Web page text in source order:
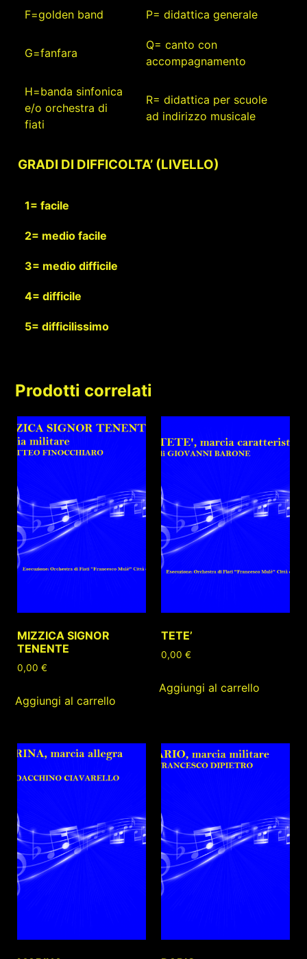
F=golden band P= didattica generale
G=fanfara
Q= canto con
accompagnamento
H=banda sinfonica
e/o orchestra di
fiati
R= didattica per scuole
ad indirizzo musicale
GRADI DI DIFFICOLTA’ (LIVELLO)
1= facile
2= medio facile
3= medio difficile
4= difficile
5= difficilissimo
Prodotti correlati
MIZZICA SIGNOR
TENENTE
0,00€
Aggiungi al carrello
TETE’
0,00€
Aggiungi al carrello